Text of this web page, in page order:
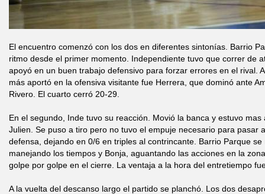
El encuentro comenzó con los dos en diferentes sintonías. Barrio
ritmo desde el primer momento. Independiente tuvo que correr de
apoyó en un buen trabajo defensivo para forzar errores en el rival.
más aportó en la ofensiva visitante fue Herrera, que dominó ante
Rivero. El cuarto cerró 20-29.
En el segundo, Inde tuvo su reacción. Movió la banca y estuvo
Julien. Se puso a tiro pero no tuvo el empuje necesario para pasar
defensa, dejando en 0/6 en triples al contrincante. Barrio Parque
manejando los tiempos y Bonja, aguantando las acciones en la
golpe por golpe en el cierre. La ventaja a la hora del entretiempo
A la vuelta del descanso largo el partido se planchó. Los dos